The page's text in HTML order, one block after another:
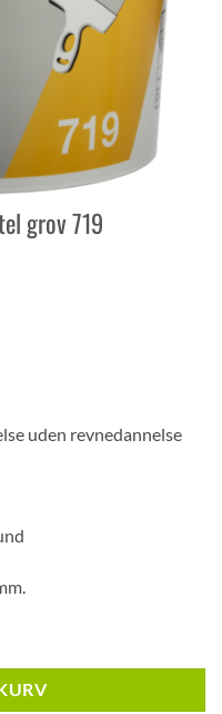
grov 719
uden revnedannelse